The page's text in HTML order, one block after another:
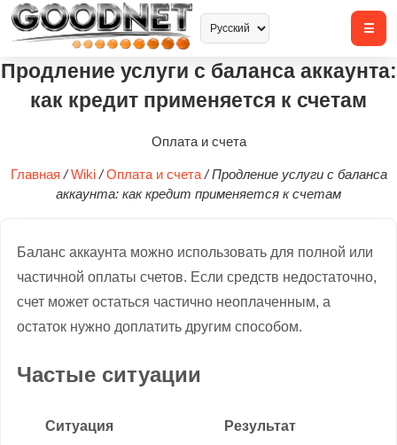
Продление услуги с баланса аккаунта:
как кредит применяется к счетам
Оплата и счета
Главная / Wiki / Оплата и счета / Продление услуги с баланса
аккаунта: как кредит применяется к счетам
Баланс аккаунта можно использовать для полной или
частичной оплаты счетов. Если средств недостаточно,
счет может остаться частично неоплаченным, а
остаток нужно доплатить другим способом.
Частые ситуации
Ситуация
Результат